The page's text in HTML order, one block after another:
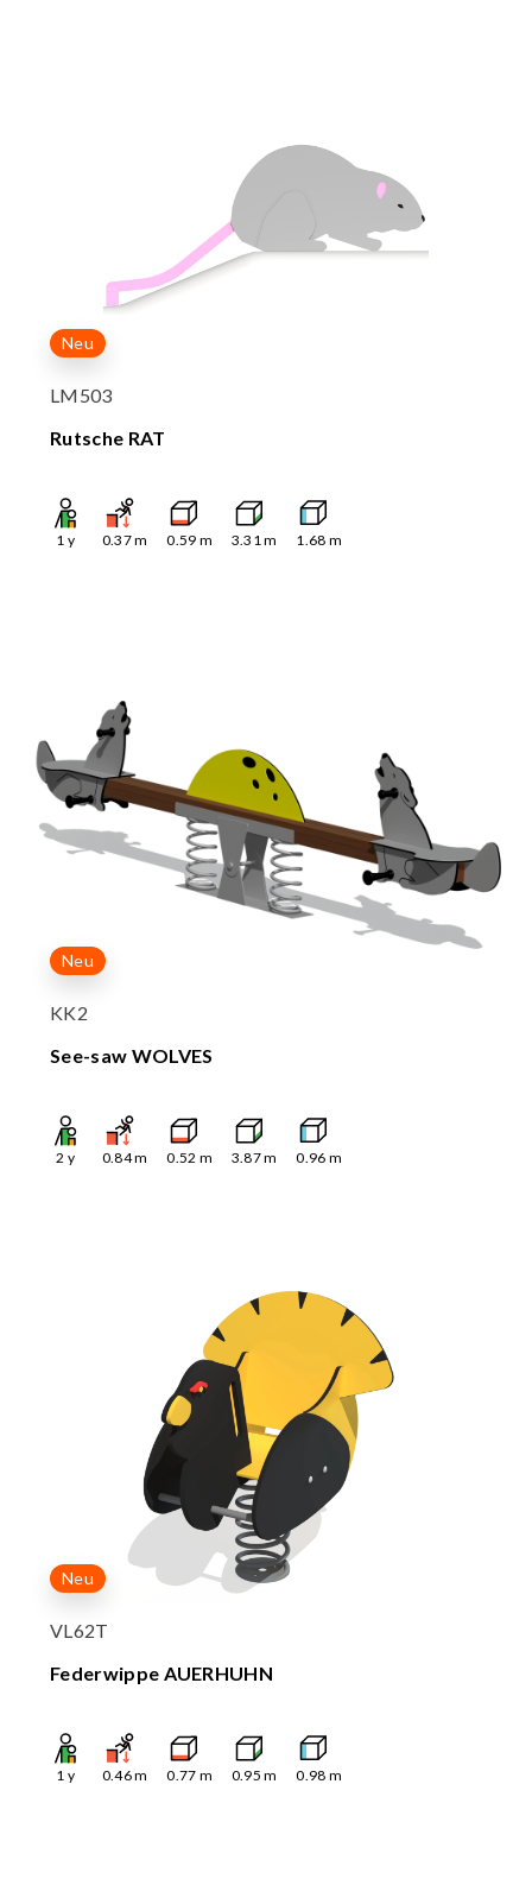
Neu
LM503
Rutsche RAT
1 y 0.37m 0.59 m 3.31m 1.68 m
Neu
KK2
See-saw WOLVES
2 y 0.84m 0.52 m 3.87m 0.96 m
Neu
VL62T
Federwippe AUERHUHN
1 y 0.46m 0.77 m 0.95 m 0.98 m